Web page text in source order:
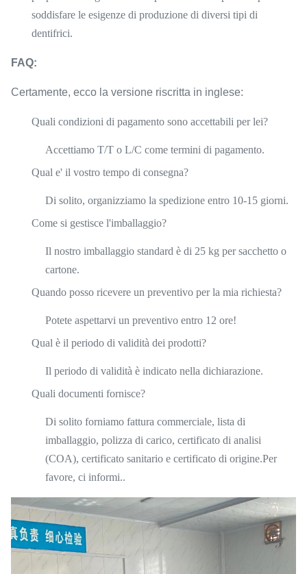
soddisfare le esigenze di produzione di diversi tipi di
dentifrici.
FAQ:
Certamente, ecco la versione riscritta in inglese:
Quali condizioni di pagamento sono accettabili per lei?
Accettiamo T/T o L/C come termini di pagamento.
Qual e' il vostro tempo di consegna?
Di solito, organizziamo la spedizione entro 10-15 giorni.
Come si gestisce l'imballaggio?
Il nostro imballaggio standard è di 25 kg per sacchetto o
cartone.
Quando posso ricevere un preventivo per la mia richiesta?
Potete aspettarvi un preventivo entro 12 ore!
Qual è il periodo di validità dei prodotti?
Il periodo di validità è indicato nella dichiarazione.
Quali documenti fornisce?
Di solito forniamo fattura commerciale, lista di
imballaggio, polizza di carico, certificato di analisi
(COA), certificato sanitario e certificato di origine.Per
favore, ci informi..